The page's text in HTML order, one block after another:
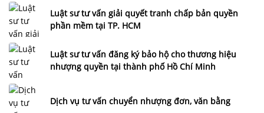
Luật sư tư vấn giải quyết tranh chấp bản quyền
phần mềm tại TP. HCM
Luật sư tư vấn đăng ký bảo hộ cho thương hiệu
nhượng quyền tại thành phố Hồ Chí Minh
Dịch vụ tư vấn chuyển nhượng đơn, văn bằng